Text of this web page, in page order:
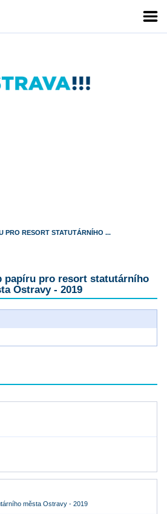
PRO RESORT STATUTÁRNÍHO ...
papíru pro resort statutárního
Ostravy - 2019
města Ostravy - 2019